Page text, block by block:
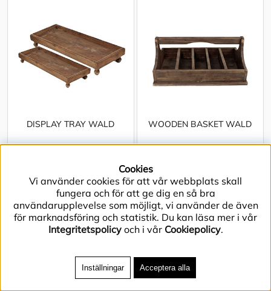
DISPLAY TRAY WALD WOODEN BASKET WALD
Cookies
Vi använder cookies för att vår webbplats skall
fungera och för att ge dig en så bra
användarupplevelse som möjligt, vi använder de även
för marknadsföring och statistik. Du kan läsa mer i vår
Integritetspolicyoch i vår Cookiepolicy.
Inställningar Acceptera alla